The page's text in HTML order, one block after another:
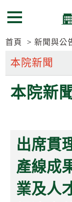
到
要
區
到
要
區
選單按鈕
首頁 新聞與公
本院新聞
出席貫
產線成
業及人